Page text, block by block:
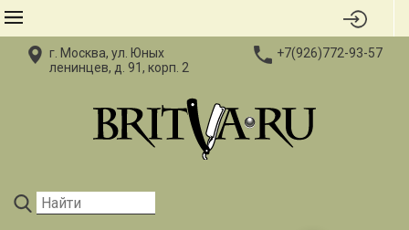
г. Москва, ул. Юных
ленинцев, д. 91, корп. 2
+7(926)772-93-57